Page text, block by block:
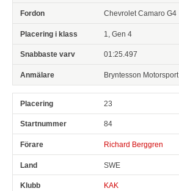
Chevrolet Camaro G4
1, Gen 4
01:25.497
Bryntesson Motorsport
23
84
Richard Berggren
SWE
KAK